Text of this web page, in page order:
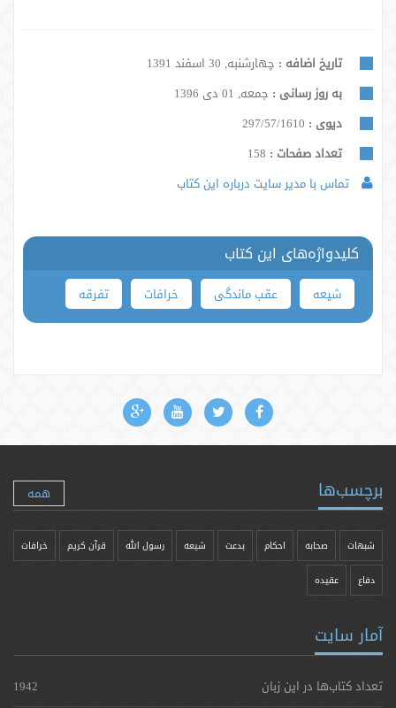
تاریخ اضافه : چهارشنبه, 30 اسفند 1391
به روز رسانی : جمعه, 01 دی 1396
دیوی : 297/57/1610
تعداد صفحات :
تماس با مدیر سایت درباره این کتاب
کلیدواژه‌های این کتاب
شیعه عقب ماندگی خرافات تفرقه
برچسب‌ها همه
شبهات صحابه احکام بدعت شیعه رسول الله قرآن کریم خرافات
دفاع عقیده
آمار سایت
تعداد کتاب‌ها در این زبان 1942